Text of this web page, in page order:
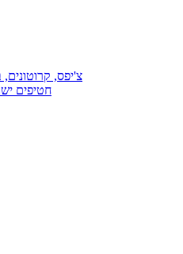
צ'יפס, קרוטונים,
חטיפים